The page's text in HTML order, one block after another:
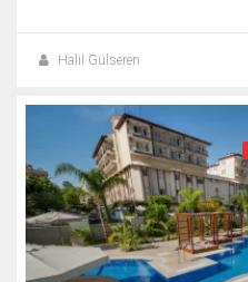
Halil Gülseren